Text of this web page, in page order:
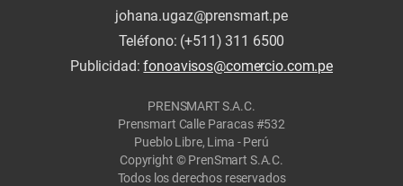
johana.ugaz@prensmart.pe
Teléfono: (+511) 311 6500
Publicidad:fonoavisos@comercio.com.pe
PRENSMART S.A.C.
Prensmart Calle Paracas #532
Pueblo Libre, Lima - Perú
Copyright © PrenSmart S.A.C.
Todos los derechos reservados